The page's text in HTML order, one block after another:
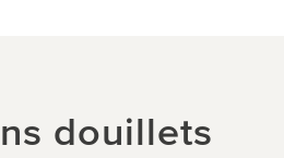
douillets